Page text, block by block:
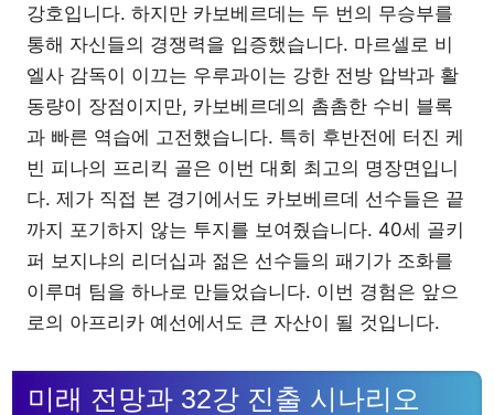
강호입니다. 하지만 카보베르데는 두 번의 무승부를
통해 자신들의 경쟁력을 입증했습니다. 마르셀로 비
엘사 감독이 이끄는 우루과이는 강한 전방 압박과 활
동량이 장점이지만, 카보베르데의 촘촘한 수비 블록
과 빠른 역습에 고전했습니다. 특히 후반전에 터진 케
빈 피나의 프리킥 골은 이번 대회 최고의 명장면입니
다. 제가 직접 본 경기에서도 카보베르데 선수들은 끝
까지 포기하지 않는 투지를 보여줬습니다. 40세 골키
퍼 보지냐의 리더십과 젊은 선수들의 패기가 조화를
이루며 팀을 하나로 만들었습니다. 이번 경험은 앞으
로의 아프리카 예선에서도 큰 자산이 될 것입니다.
미래 전망과 32강 진출 시나리오